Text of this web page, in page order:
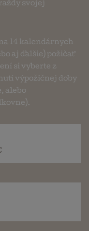
svojej
14 kalendárnych
aj ďalšie) požičať
si vyberte z
výpožičnej doby
alebo